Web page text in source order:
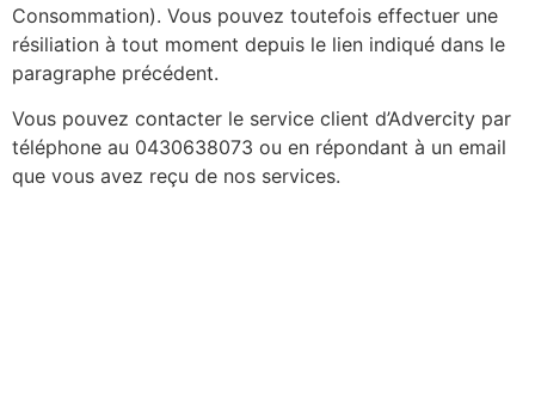
Consommation). Vous pouvez toutefois effectuer une
résiliation à tout moment depuis le lien indiqué dans le
paragraphe précédent.
Vous pouvez contacter le service client d’Advercity par
téléphone au 0430638073 ou en répondant à un email
que vous avez reçu de nos services.